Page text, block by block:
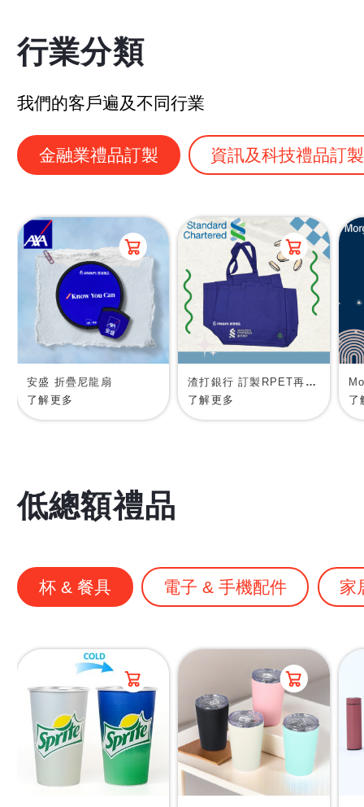
行業分類
我們的客戶遍及不同行業
金融業禮品訂製 資訊及科技禮品訂製
安盛 折疊尼龍扇
了解更多
渣打銀行 訂製RPET再生物料環保袋
了解更多
了
低總額禮品
杯 & 餐具 電子 & 手機配件 家